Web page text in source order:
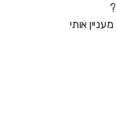
אותי